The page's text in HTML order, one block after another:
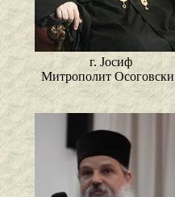
г. Јосиф
Митрополит Осоговски